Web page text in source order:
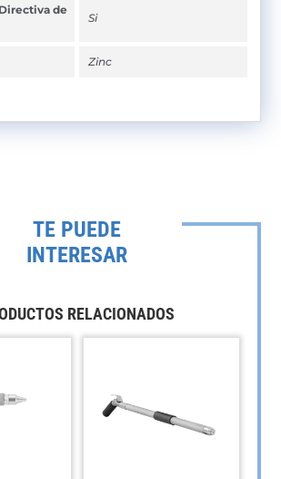
de
Si
Zinc
TE PUEDE
INTERESAR
RELACIONADOS